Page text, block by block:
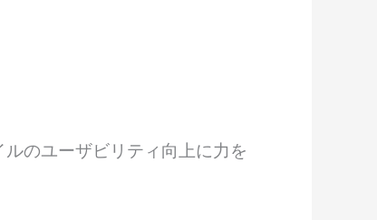
のユーザビリティ向上に力を